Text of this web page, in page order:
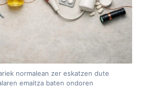
normalean zer eskatzen dute
emaitza baten ondoren